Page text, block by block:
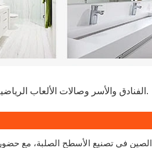
الفنادق والأسر وصالات الألعاب الرياضية وصالونات التجميل والمراحيض العامة والمطاعم، الخ.